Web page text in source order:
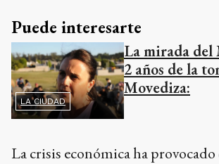
Puede interesarte
LA CIUDAD
La mirada
2 años de la
Movediza:
La crisis económica ha provocado